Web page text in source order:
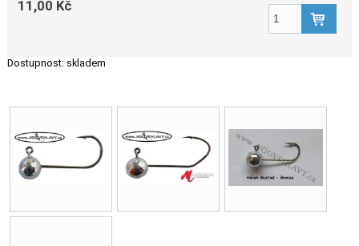
11,00 Kč
Dostupnost: skladem